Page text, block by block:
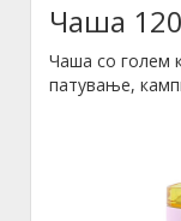
Чаша
Чаша со голем
патување,